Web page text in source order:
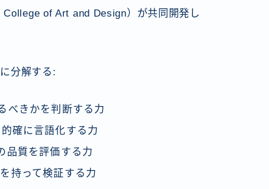
of Art and Design）が共同開発し
分解する:
べきかを判断する力
確に言語化する力
質を評価する力
持って検証する力